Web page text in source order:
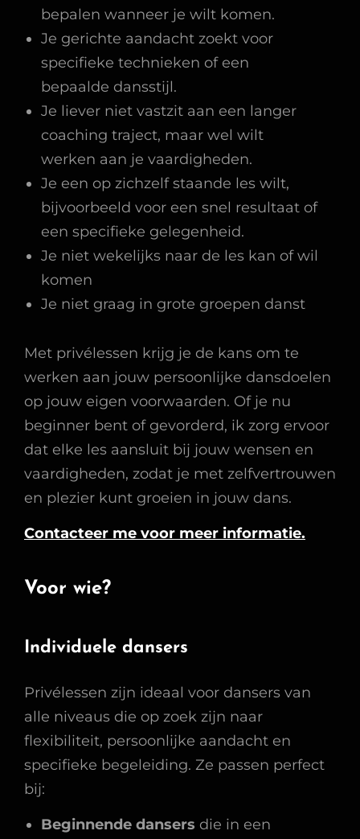
bepalen wanneer je wilt komen.
Je gerichte aandacht zoekt voor
specifieke technieken of een
bepaalde dansstijl.
Je liever niet vastzit aan een langer
coaching traject, maar wel wilt
werken aan je vaardigheden.
Je een op zichzelf staande les wilt,
bijvoorbeeld voor een snel resultaat of
een specifieke gelegenheid.
Je niet wekelijks naar de les kan of wil
komen
Je niet graag in grote groepen danst
Met privélessen krijg je de kans om te
werken aan jouw persoonlijke dansdoelen
op jouw eigen voorwaarden. Of je nu
beginner bent of gevorderd, ik zorg ervoor
dat elke les aansluit bij jouw wensen en
vaardigheden, zodat je met zelfvertrouwen
en plezier kunt groeien in jouw dans.
Contacteer me voor meer informatie.
Voor wie?
Individuele dansers
Privélessen zijn ideaal voor dansers van
alle niveaus die op zoek zijn naar
flexibiliteit, persoonlijke aandacht en
specifieke begeleiding. Ze passen perfect
bij:
Beginnende dansers die in een